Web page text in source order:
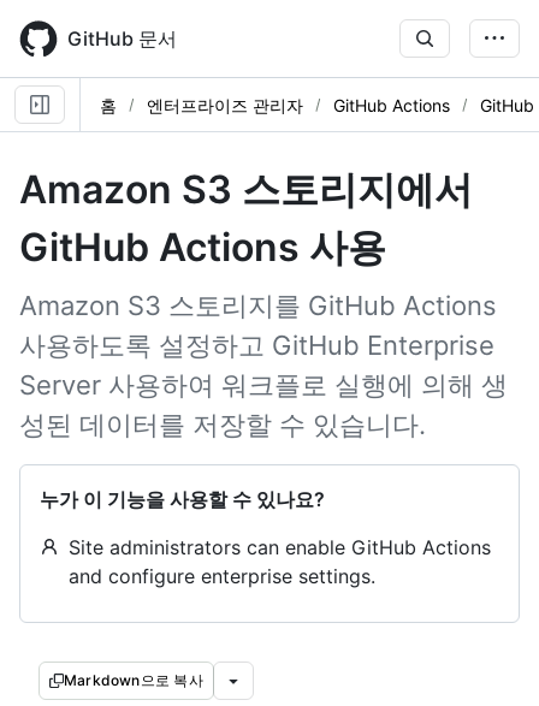
main
content
GitHub 문서
홈 엔터프라이즈 관리자 GitHub Actions GitHub
Amazon S3 스토리지에서
GitHub Actions 사용
Amazon S3 스토리지를 GitHub Actions
사용하도록 설정하고 GitHub Enterprise
Server 사용하여 워크플로 실행에 의해 생
성된 데이터를 저장할 수 있습니다.
누가 이 기능을 사용할 수 있나요?
Site administrators can enable GitHub Actions
and configure enterprise settings.
Markdown으로 복사